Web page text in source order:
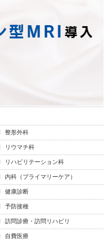
整形外科
リウマチ科
リハビリテーション科
内科（プライマリーケア）
健康診断
予防接種
訪問診療・訪問リハビリ
自費医療